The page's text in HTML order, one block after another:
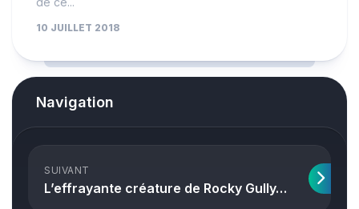
10 JUILLET 2018
Navigation
SUIVANT
L’effrayante créature de Rocky Gully…